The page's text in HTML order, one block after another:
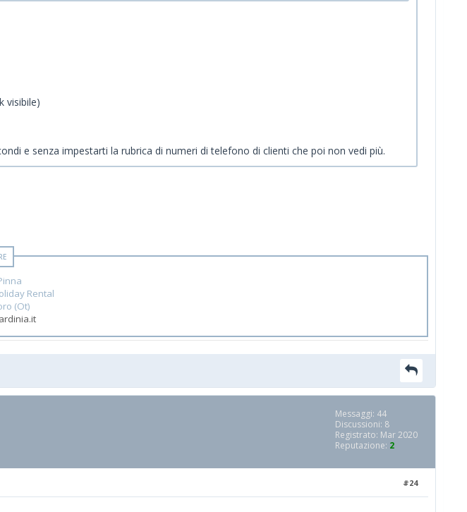
visibile)
e senza impestarti la rubrica di numeri di telefono di clienti che poi non vedi più.
Rental
(Ot)
Messaggi: 44
Discussioni: 8
Registrato: Mar 2020
Reputazione: 2
#24